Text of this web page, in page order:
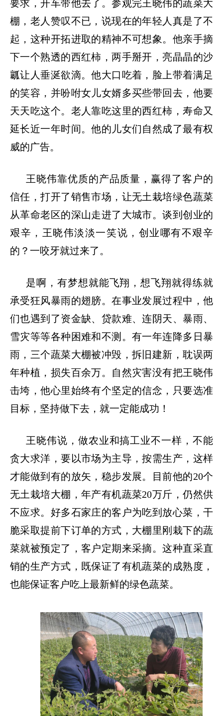
要求，开车带他去了。参观完王晓伟的蔬菜大
棚，老人赞叹不已，说现在的年轻人真是了不
起，这种开拓进取的精神不可想象。他亲手摘
下一个熟透的西红柿，两手掰开，亮晶晶的沙
瓤让人垂涎欲滴。他大口吃着，脸上带着满足
的笑容，并吩咐女儿女婿多买些带回去，他要
天天吃这个。老人靠吃这里的西红柿，寿命又
延长近一年时间。他的儿女们自然成了最有权
威的广告。
王晓伟靠优质的产品质量，赢得了客户的
信任，打开了销售市场，让无土栽培绿色蔬菜
从革命老区的深山走进了大城市。谈到创业的
艰辛，王晓伟淡淡一笑说，创业哪有不艰辛
的？一咬牙就过来了。
是啊，有梦想就能飞翔，想飞翔就得练就
承受狂风暴雨的翅膀。在事业发展过程中，他
们也遇到了资金缺、贷款难、连阴天、暴雨、
雪灾等等各种困难和不测。有一年连降多日暴
雨，三个蔬菜大棚被冲毁，拆旧建新，耽误两
年种植，损失百余万。自然灾害没有把王晓伟
击垮，他心里始终有个坚定的信念，只要选准
目标，坚持做下去，就一定能成功！
王晓伟说，做农业和搞工业不一样，不能
贪大求洋，要以市场为主导，按需生产，这样
才能做到有的放矢，稳步发展。目前他的20个
无土栽培大棚，年产有机蔬菜20万斤，仍然供
不应求。好多石家庄的客户为吃到放心菜，干
脆采取提前下订单的方式，大棚里刚栽下的蔬
菜就被预定了，客户定期来采摘。这种直采直
销的生产方式，既保证了有机蔬菜的成熟度，
也能保证客户吃上最新鲜的绿色蔬菜。